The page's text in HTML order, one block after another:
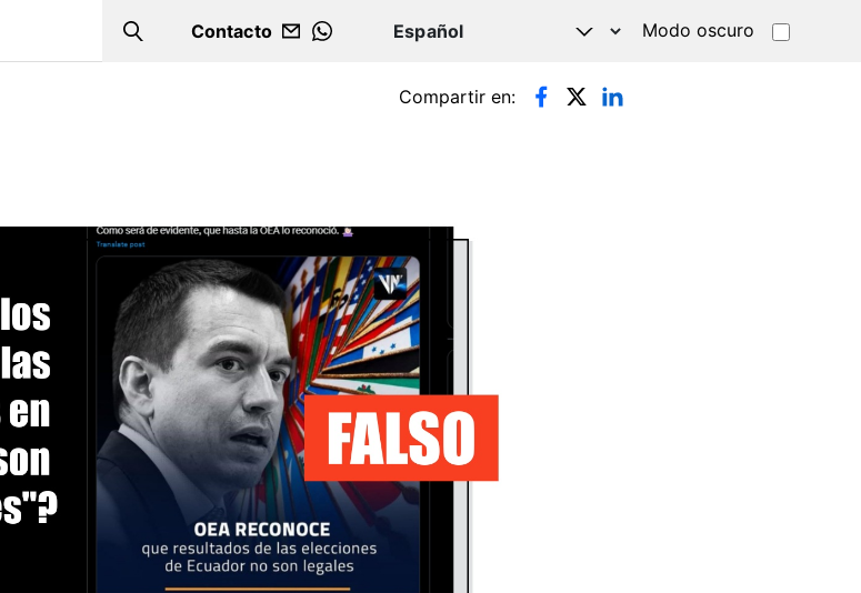
Search
Contacto
WHATSAPP
Modo oscuro
Compartir en: